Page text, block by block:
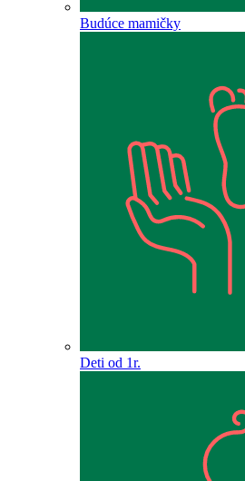
Budúce mamičky
Deti od 1r.